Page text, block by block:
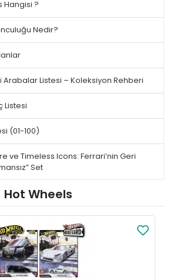
Hangisi ?
Nedir?
Arabalar Listesi – Koleksiyon Rehberi
Listesi
(01-100)
ve Timeless Icons: Ferrari’nin Geri
Set
Hot Wheels